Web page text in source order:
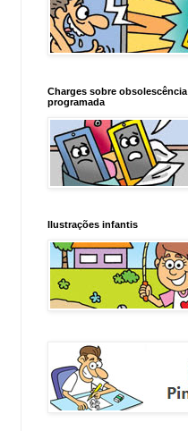
Charges sobre obsolescência
programada
Ilustrações infantis